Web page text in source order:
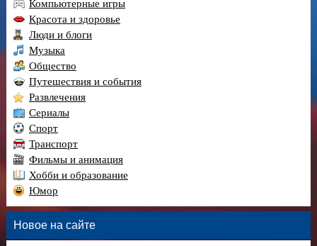
Компьютерные игры
Красота и здоровье
Люди и блоги
Музыка
Общество
Путешествия и события
Развлечения
Сериалы
Спорт
Транспорт
Фильмы и анимация
Хобби и образование
Юмор
Новое на сайте